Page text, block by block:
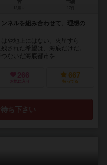
ネルを組み合わせて、理想の
や地上にはない。火星すら
された希望は、海底だけだ。
ないだ海底都市を...
266
お気に入り
667
持ってる
ち下さい